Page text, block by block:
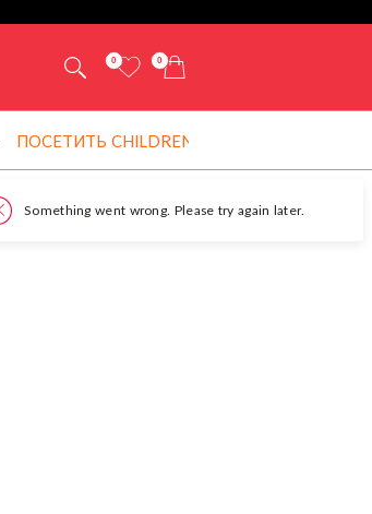
0 0
ПОСЕТИТЬ CHILDRENSALON